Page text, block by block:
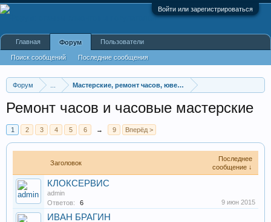
Войти или зарегистрироваться
Форум Мастерские, ремонт часов, ювелирных украшений, меб
Ремонт часов и часовые мастерские
1 2 3 4 5 6 → 9 Вперёд >
Заголовок
Последнее
сообщение ↓
КЛОКСЕРВИС
admin
Ответов:
6 9 июн 2015
ИВАН БРАГИН
Главная Форум
Поиск сообщений Последние сообщения
Пользователи